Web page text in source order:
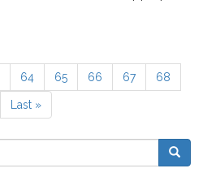
Page
64 Page
65 Page
66 Page
67 Page
68
Dernière
page
Last »